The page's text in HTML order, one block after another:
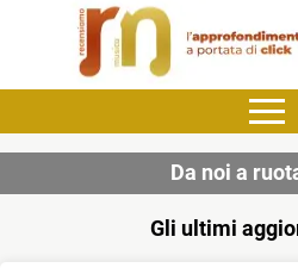
Da noi a
Gli ultimi